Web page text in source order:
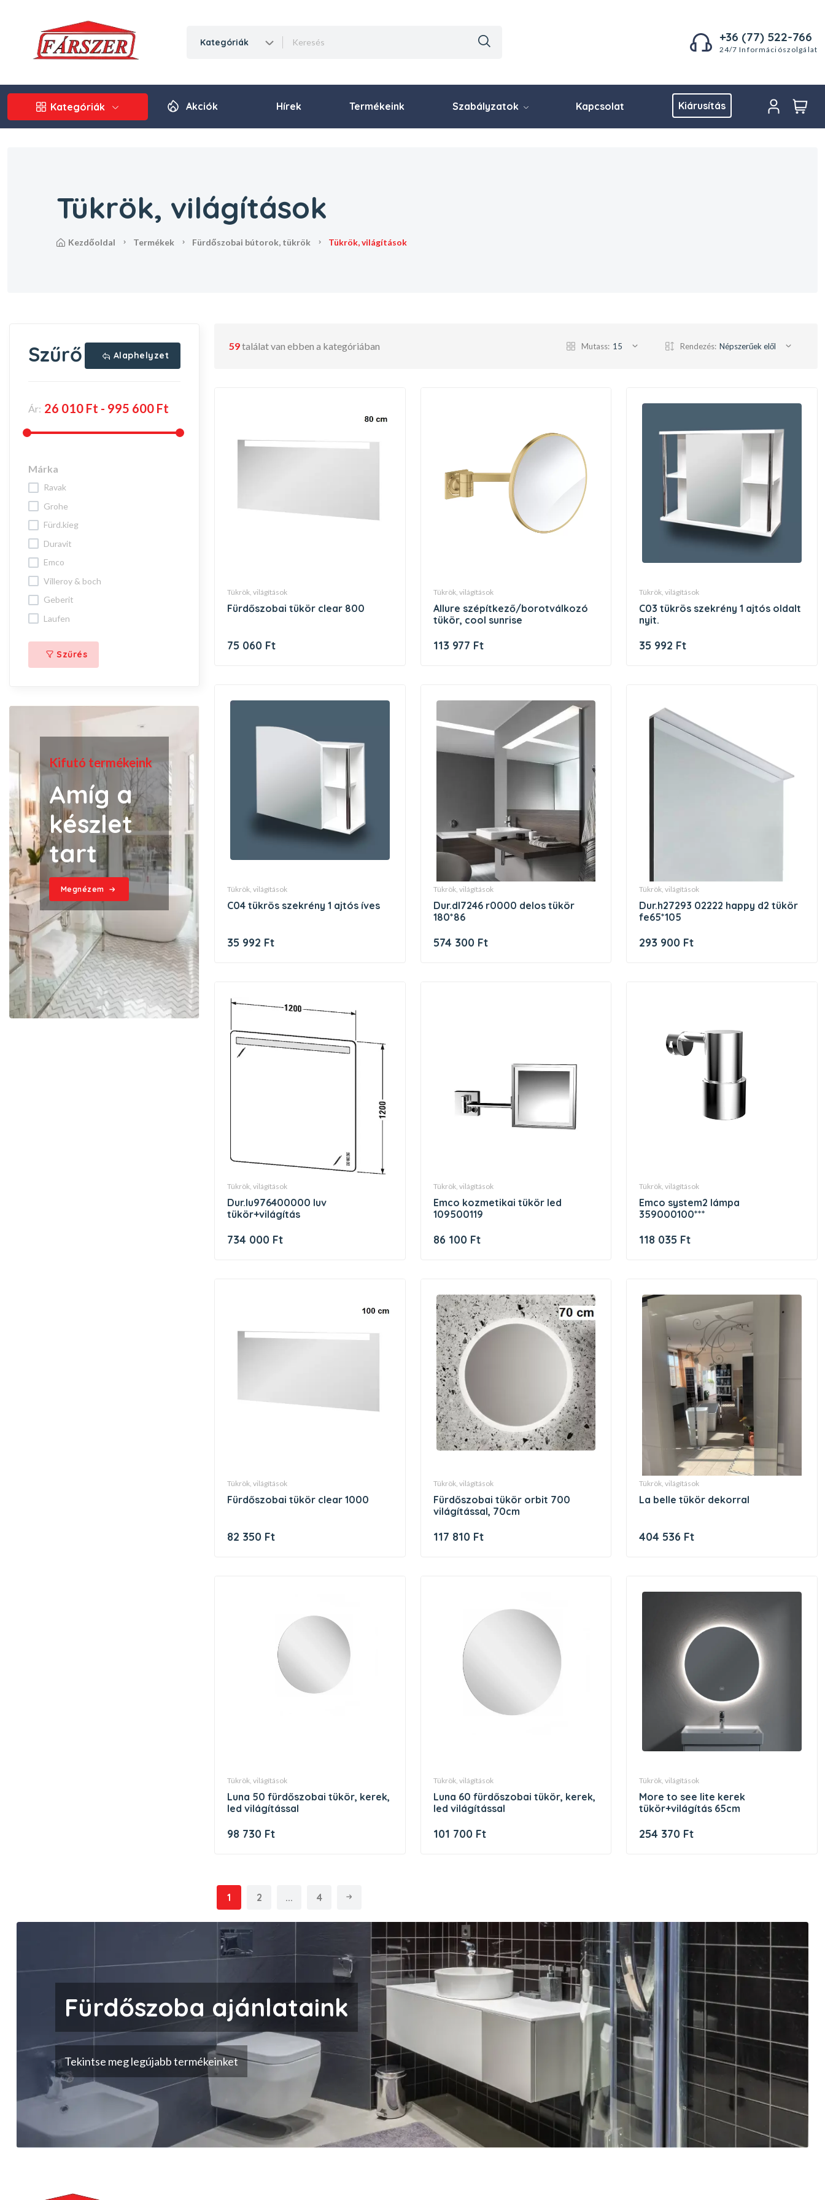
kategóriák +36 (77) 522-766
24/7 Információszolgálat
Kategóriák Akciók Hírek Termékeink Szabályzatok Kapcsolat Kiárusítás
Tükrök, világítások
kezdőoldal termékek fürdőszobai bútorok, tükrök tükrök, világítások
59találat van ebben a kategóriában Mutass: 15 Rendezés: Népszerűek elől
tükrök, világítások
fürdőszobai tükör clear 800
75 060 Ft
tükrök, világítások
allure szépítkező/borotválkozó
tükör, cool sunrise
113 977 Ft
tükrök, világítások
c03 tükrös szekrény 1 ajtós oldalt
nyit.
35 992 Ft
tükrök, világítások
c04 tükrös szekrény 1 ajtós íves
35 992 Ft
tükrök, világítások
dur.dl7246 r0000 delos tükör
180*86
574 300 Ft
tükrök, világítások
dur.h27293 02222 happy d2 tükör
fe65*105
293 900 Ft
tükrök, világítások
dur.lu976400000 luv
tükör+világítás
734 000 Ft
tükrök, világítások
emco kozmetikai tükör led
109500119
86 100 Ft
tükrök, világítások
emco system2 lámpa
359000100***
118 035 Ft
tükrök, világítások
fürdőszobai tükör clear 1000
82 350 Ft
tükrök, világítások
fürdőszobai tükör orbit 700
világítással, 70cm
117 810 Ft
tükrök, világítások
la belle tükör dekorral
404 536 Ft
tükrök, világítások
luna 50 fürdőszobai tükör, kerek,
led világítással
98 730 Ft
tükrök, világítások
luna 60 fürdőszobai tükör, kerek,
led világítással
101 700 Ft
tükrök, világítások
more to see lite kerek
tükör+világítás 65cm
254 370 Ft
1 2 ... 4
Szűrő Alaphelyzet
Ár:
Márka
ravak
grohe
fürd.kieg
duravit
emco
villeroy & boch
geberit
laufen
Szűrés
Kifutó termékeink
Amíg a
készlet
tart
Megnézem
Fürdőszoba ajánlataink
Tekintse meg legújabb termékeinket